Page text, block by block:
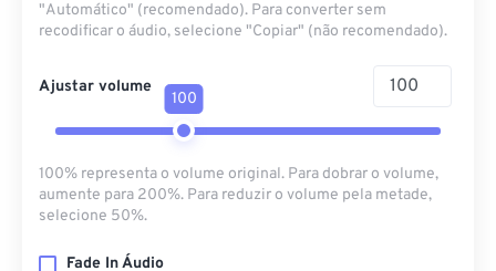
"Automático" (recomendado). Para converter sem
recodificar o áudio, selecione "Copiar" (não recomendado).
Ajustar volume
100
100% representa o volume original. Para dobrar o volume,
aumente para 200%. Para reduzir o volume pela metade,
selecione 50%.
Fade In Áudio